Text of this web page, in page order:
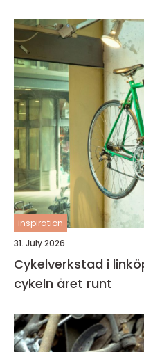
inspiration
31. July 2026
Cykelverkstad i linköping så tar du
cykeln året runt